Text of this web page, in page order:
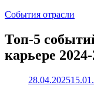
События отрасли
Топ-5
карьере
28.04.2025